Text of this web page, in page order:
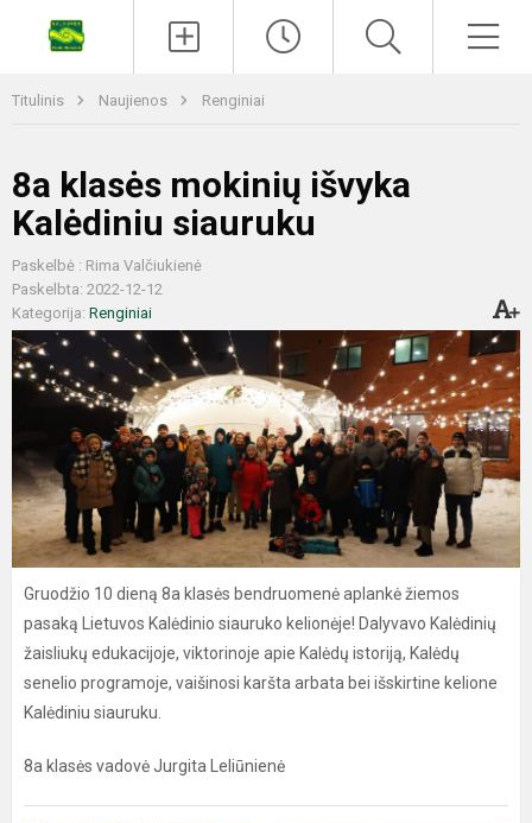
Titulinis Naujienos Renginiai
8a klasės mokinių išvyka
Kalėdiniu siauruku
Paskelbė : Rima Valčiukienė
Paskelbta: 2022-12-12
Kategorija: Renginiai
Gruodžio 10 dieną 8a klasės bendruomenė aplankė žiemos
pasaką Lietuvos Kalėdinio siauruko kelionėje! Dalyvavo Kalėdinių
žaisliukų edukacijoje, viktorinoje apie Kalėdų istoriją, Kalėdų
senelio programoje, vaišinosi karšta arbata bei išskirtine kelione
Kalėdiniu siauruku.
8a klasės vadovė Jurgita Leliūnienė